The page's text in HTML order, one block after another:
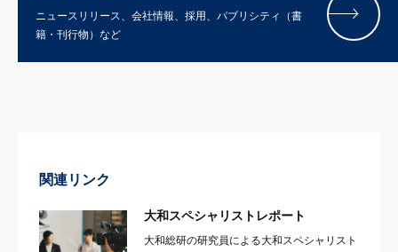
ニュースリリース、会社情報、採用、パブリシティ（書
籍・刊行物）など
関連リンク
大和スペシャリストレポート
大和総研の研究員による大和スペシャリスト